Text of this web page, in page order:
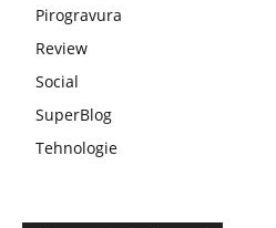
Pirogravura
Review
Social
SuperBlog
Tehnologie